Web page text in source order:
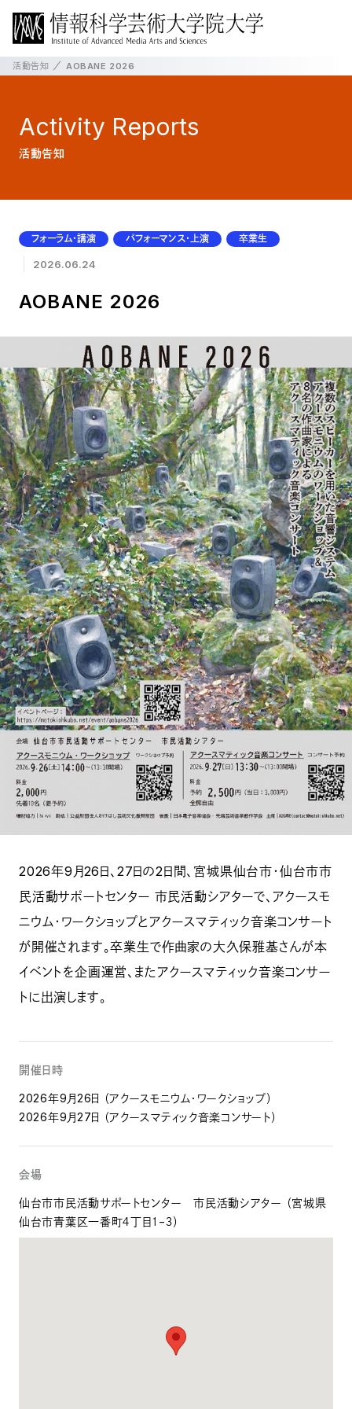
活動告知 AOBANE 2026
Activity Reports
活動告知
フォーラム・講演 パフォーマンス・上演 卒業生
2026.06.24
AOBANE 2026
2026年9月26日、27日の2日間、宮城県仙台市・仙台市市
民活動サポートセンター 市民活動シアターで、アクースモ
ニウム・ワークショップとアクースマティック音楽コンサート
が開催されます。卒業生で作曲家の大久保雅基さんが本
イベントを企画運営、またアクースマティック音楽コンサー
トに出演します。
開催日時
2026年9月26日 （アクースモニウム・ワークショップ）
2026年9月27日 （アクースマティック音楽コンサート）
会場
仙台市市民活動サポートセンター 市民活動シアター （宮城県
仙台市青葉区一番町４丁目１−３）